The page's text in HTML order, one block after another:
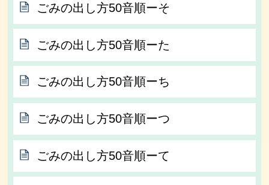
ごみの出し方50音順ーそ
ごみの出し方50音順ーた
ごみの出し方50音順ーち
ごみの出し方50音順ーつ
ごみの出し方50音順ーて